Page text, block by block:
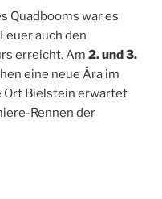
Quadbooms war es
auch den
erreicht. Am 2. und 3.
eine neue Ära im
Ort Bielstein erwartet
Rennen der